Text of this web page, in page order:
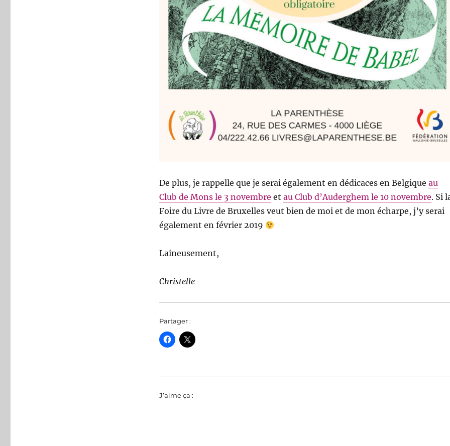
De plus, je rappelle que je serai également en dédicaces en Belgique au
Club de Mons le 3 novembre et au Club d’Auderghem le 10 novembre. Si
Foire du Livre de Bruxelles veut bien de moi et de mon écharpe, j’y serai
également en février 2019
Laineusement,
Christelle
Partager :
J’aime ça :